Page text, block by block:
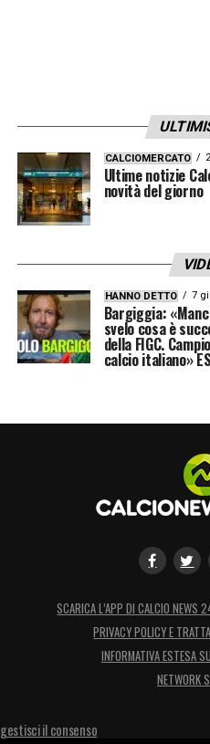
CALCIOMERCATO
Ultime notizie
novità del giorno
HANNO DETTO 7
Bargiggia:
svelo cosa è
della FIGC.
calcio italiano»
SCARICA L’APP DI CALCIO NEWS
PRIVACY POLICY E
INFORMATIVA ESTESA
NETWORK
gestisci il consenso